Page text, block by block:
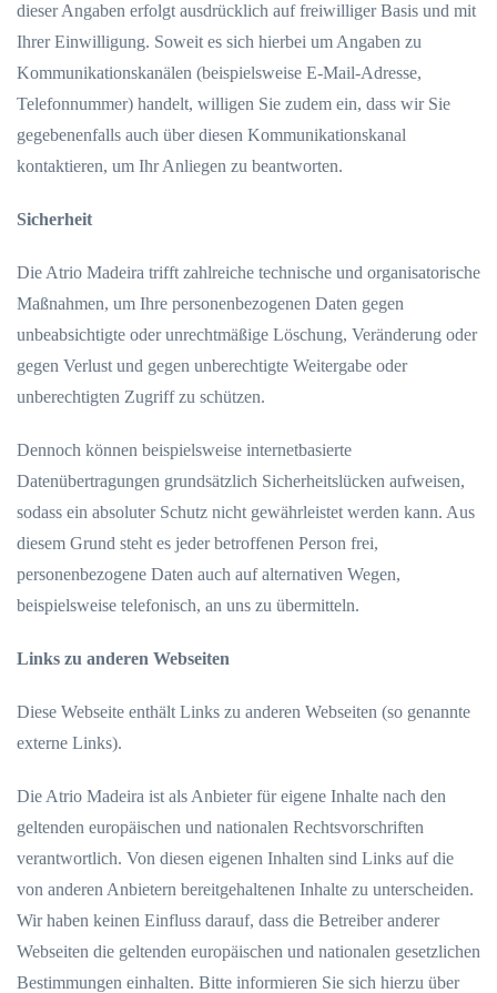
dieser Angaben erfolgt ausdrücklich auf freiwilliger Basis und mit
Ihrer Einwilligung. Soweit es sich hierbei um Angaben zu
Kommunikationskanälen (beispielsweise E-Mail-Adresse,
Telefonnummer) handelt, willigen Sie zudem ein, dass wir Sie
gegebenenfalls auch über diesen Kommunikationskanal
kontaktieren, um Ihr Anliegen zu beantworten.
Sicherheit
Die Atrio Madeira trifft zahlreiche technische und organisatorische
Maßnahmen, um Ihre personenbezogenen Daten gegen
unbeabsichtigte oder unrechtmäßige Löschung, Veränderung oder
gegen Verlust und gegen unberechtigte Weitergabe oder
unberechtigten Zugriff zu schützen.
Dennoch können beispielsweise internetbasierte
Datenübertragungen grundsätzlich Sicherheitslücken aufweisen,
sodass ein absoluter Schutz nicht gewährleistet werden kann. Aus
diesem Grund steht es jeder betroffenen Person frei,
personenbezogene Daten auch auf alternativen Wegen,
beispielsweise telefonisch, an uns zu übermitteln.
Links zu anderen Webseiten
Diese Webseite enthält Links zu anderen Webseiten (so genannte
externe Links).
Die Atrio Madeira ist als Anbieter für eigene Inhalte nach den
geltenden europäischen und nationalen Rechtsvorschriften
verantwortlich. Von diesen eigenen Inhalten sind Links auf die
von anderen Anbietern bereitgehaltenen Inhalte zu unterscheiden.
Wir haben keinen Einfluss darauf, dass die Betreiber anderer
Webseiten die geltenden europäischen und nationalen gesetzlichen
Bestimmungen einhalten. Bitte informieren Sie sich hierzu über